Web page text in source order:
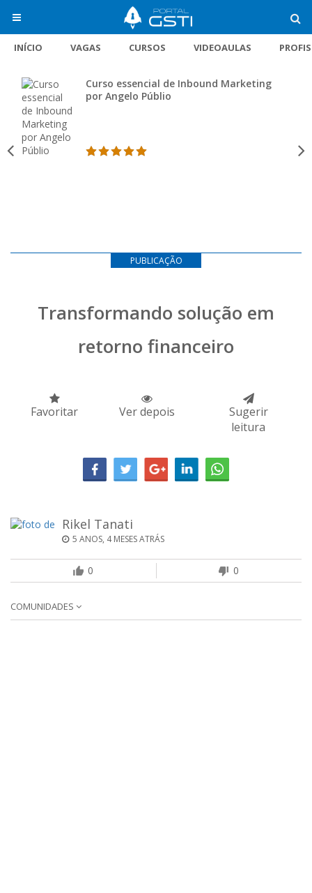
INÍCIO VAGAS CURSOS VIDEOAULAS
Curso essencial de Inbound Marketing
por Angelo Públio
PUBLICAÇÃO
Transformando solução em
retorno financeiro
Favoritar Ver depois
Sugerir
leitura
Rikel Tanati
5 ANOS, 4 MESES ATRÁS
0 0
COMUNIDADES